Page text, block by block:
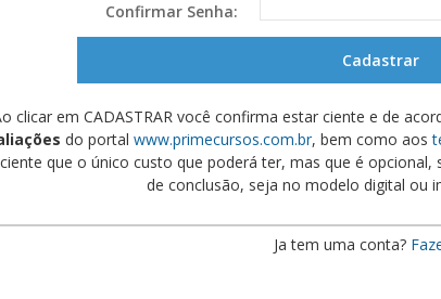
Confirmar Senha:
clicar em CADASTRAR você confirma estar ciente e de
do portal www.primecursos.com.br, bem como aos
que o único custo que poderá ter, mas que é
de conclusão, seja no modelo digital ou
Ja tem uma conta?